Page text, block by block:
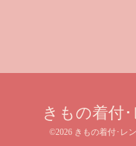
きもの着付
©2026 きもの着付･レ